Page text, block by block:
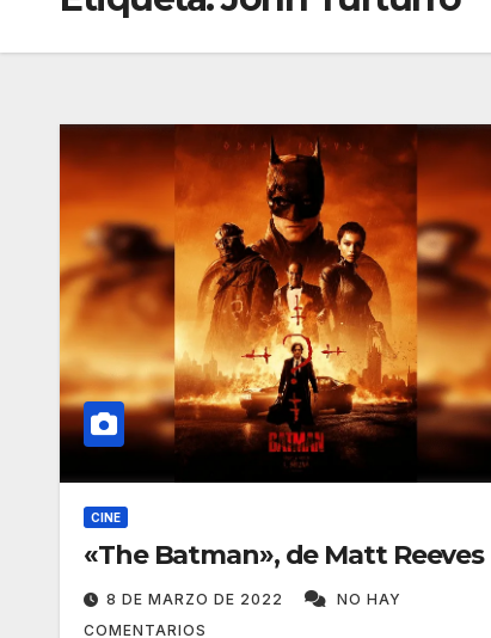
CINE
«The Batman», de Matt Reeves
8 DE MARZO DE 2022
NO HAY
COMENTARIOS